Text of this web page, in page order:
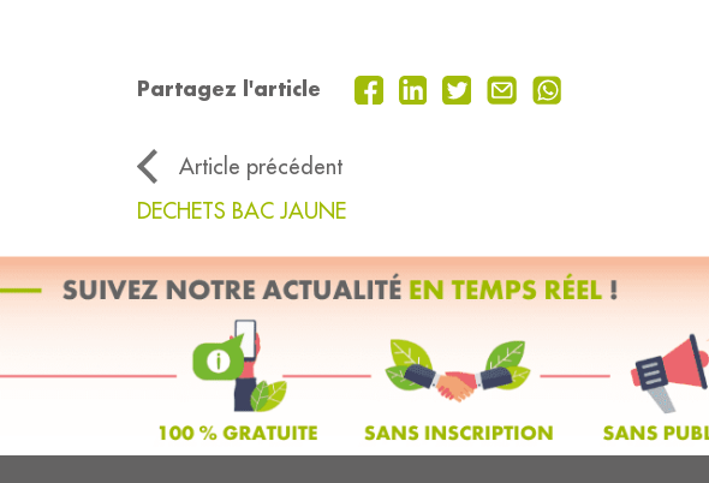
Partagez l'article
Article précédent
DECHETS BAC JAUNE